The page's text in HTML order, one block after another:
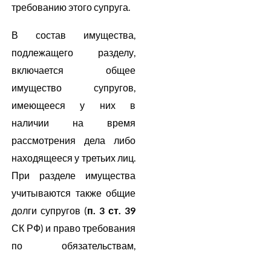
требованию этого супруга.
В состав имущества,
подлежащего разделу,
включается общее
имущество супругов,
имеющееся у них в
наличии на время
рассмотрения дела либо
находящееся у третьих лиц.
При разделе имущества
учитываются также общие
долги супругов (п. 3 ст. 39
СК РФ) и право требования
по обязательствам,